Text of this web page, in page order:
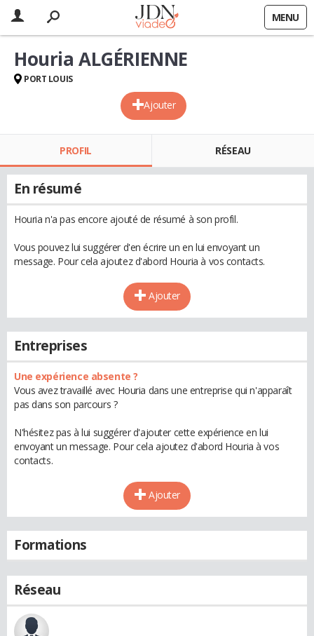
MENU
Ajouter
Houria ALGÉRIENNE
PORT LOUIS
PROFIL RÉSEAU
En résumé
Houria n'a pas encore ajouté de résumé à son profil.
Vous pouvez lui suggérer d'en écrire un en lui envoyant un
message. Pour cela ajoutez d'abord Houria à vos contacts.
Ajouter
Entreprises
Une expérience absente ?
Vous avez travaillé avec Houria dans une entreprise qui n'apparaît
pas dans son parcours ?
N'hésitez pas à lui suggérer d'ajouter cette expérience en lui
envoyant un message. Pour cela ajoutez d'abord Houria à vos
contacts.
Ajouter
Formations
Réseau